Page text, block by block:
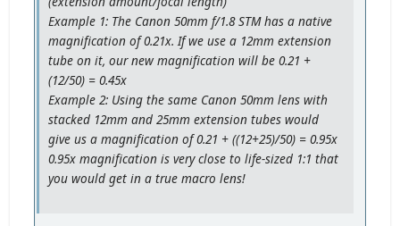
Example 1: The Canon 50mm f/1.8 STM has a native
magnification of 0.21x. If we use a 12mm extension
tube on it, our new magnification will be 0.21 +
(12/50) = 0.45x
Example 2: Using the same Canon 50mm lens with
stacked 12mm and 25mm extension tubes would
give us a magnification of 0.21 + ((12+25)/50) = 0.95x
0.95x magnification is very close to life-sized 1:1 that
you would get in a true macro lens!